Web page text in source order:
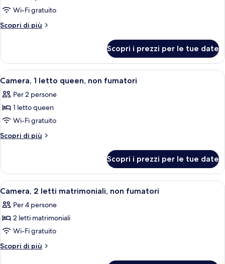
Camera,
2
accessibile
ai
disabili,
non
fumatori
(Mobility)
Wi-Fi gratuito
Scopri di più
Altri
2
letti
queen,
ai
disabili,
fumatori
(Mobility)
Scopri i prezzi per le tue date
Apri
tutte
le
foto
per
Camera,
queen,
non
fumatori
Una camera d'albergo con un letto
4
Camera, 1 letto queen, non fumatori
Per 2 persone
1 letto queen
Wi-Fi gratuito
Scopri di più
Altri
1
letto
queen,
fumatori
Scopri i prezzi per le tue date
Apri
tutte
le
foto
per
Camera,
Una camera d'albergo con due letti,
4
Camera, 2 letti matrimoniali, non fumatori
Per 4 persone
2 letti matrimoniali
Wi-Fi gratuito
Scopri di più
Altri